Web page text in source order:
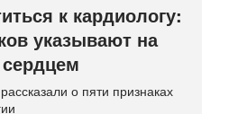
к кардиологу:
указывают на
о пяти признаках